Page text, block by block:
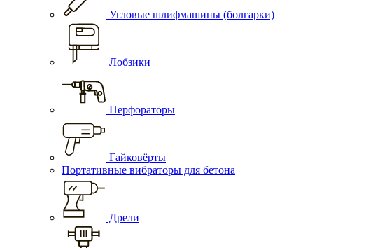
Угловые шлифмашины (болгарки)
Лобзики
Перфораторы
Гайковёрты
Портативные вибраторы для бетона
Дрели